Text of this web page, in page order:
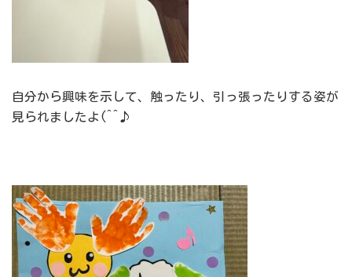
自分から興味を示して、触ったり、引っ張ったりする姿が
見られましたよ(^^♪